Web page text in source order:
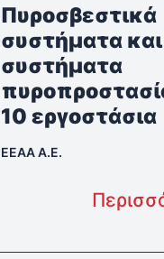
Πυροσβεστικά
συστήματα και
συστήματα
10 εργοστάσια
EEAA A.E.